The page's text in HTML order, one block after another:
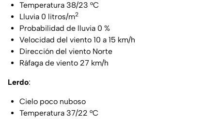
Temperatura 38/23 °C
Lluvia 0 litros/m2
Probabilidad de lluvia 0 %
Velocidad del viento 10 a 15 km/h
Dirección del viento Norte
Ráfaga de viento 27 km/h
Lerdo:
Cielo poco nuboso
Temperatura 37/22 °C